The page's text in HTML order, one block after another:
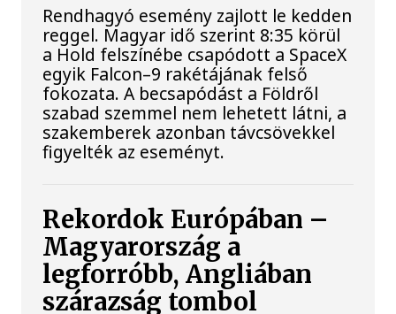
Rendhagyó esemény zajlott le kedden
reggel. Magyar idő szerint 8:35 körül
a Hold felszínébe csapódott a SpaceX
egyik Falcon–9 rakétájának felső
fokozata. A becsapódást a Földről
szabad szemmel nem lehetett látni, a
szakemberek azonban távcsövekkel
figyelték az eseményt.
Rekordok Európában –
Magyarország a
legforróbb, Angliában
szárazság tombol